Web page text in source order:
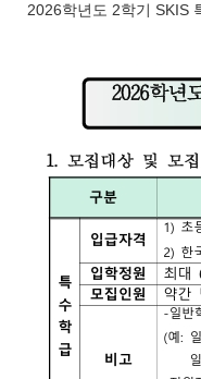
2026학년도 2학기 SKIS